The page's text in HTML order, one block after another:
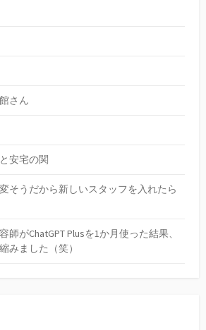
さん
安宅の関
そうだから新しいスタッフを入れたら
師がChatGPT Plusを1か月使った結果、
みました（笑）